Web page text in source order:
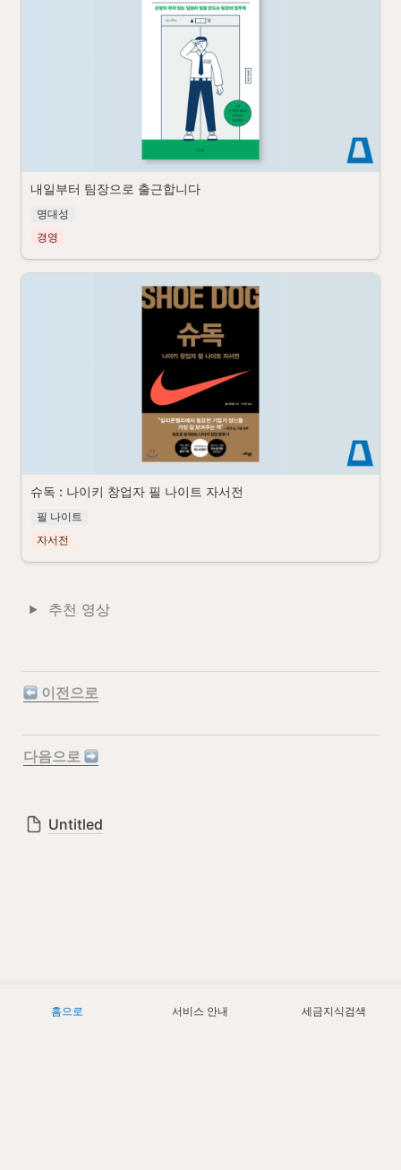
내일부터 팀장으로 출근합니다
명대성
경영
슈독 : 나이키 창업자 필 나이트 자서전
필 나이트
자서전
추천 영상
이전으로
다음으로
Untitled
홈으로 서비스 안내 세금지식검색